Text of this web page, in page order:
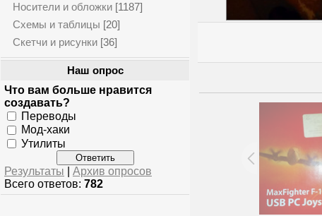
Носители и обложки [1187]
Схемы и таблицы [20]
Скетчи и рисунки [36]
Наш опрос
Что вам больше нравится
создавать?
Переводы
Мод-хаки
Утилиты
Результаты
Архив опросов
Всего ответов: 782